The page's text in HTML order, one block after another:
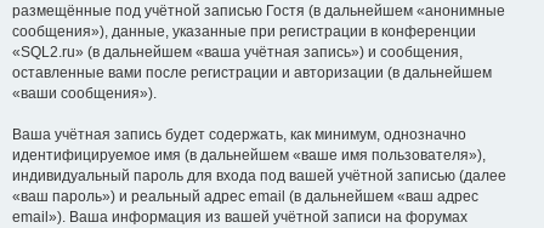
размещённые под учётной записью Гостя (в дальнейшем «анонимные
сообщения»), данные, указанные при регистрации в конференции
«SQL2.ru» (в дальнейшем «ваша учётная запись») и сообщения,
оставленные вами после регистрации и авторизации (в дальнейшем
«ваши сообщения»).
Ваша учётная запись будет содержать, как минимум, однозначно
идентифицируемое имя (в дальнейшем «ваше имя пользователя»),
индивидуальный пароль для входа под вашей учётной записью (далее
«ваш пароль») и реальный адрес email (в дальнейшем «ваш адрес
email»). Ваша информация из вашей учётной записи на форумах